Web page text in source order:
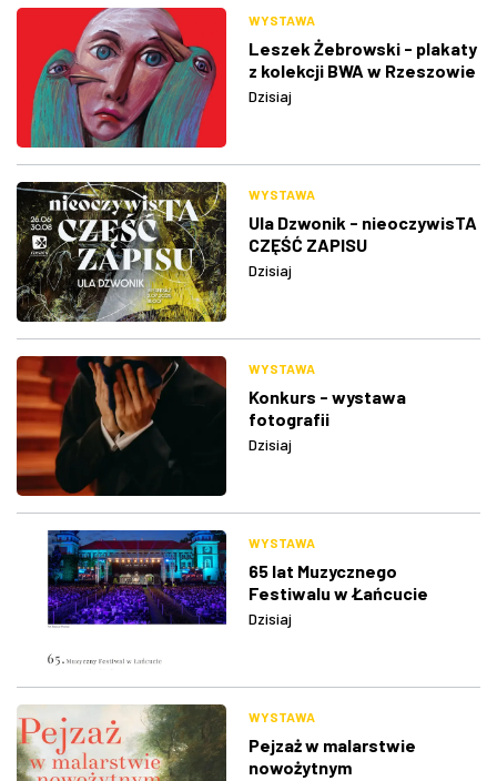
WYSTAWA
Leszek Żebrowski - plakaty
z kolekcji BWA w Rzeszowie
Dzisiaj
WYSTAWA
Ula Dzwonik - nieoczywisTA
CZĘŚĆ ZAPISU
Dzisiaj
WYSTAWA
Konkurs - wystawa
fotografii
Dzisiaj
WYSTAWA
65 lat Muzycznego
Festiwalu w Łańcucie
Dzisiaj
WYSTAWA
Pejzaż w malarstwie
nowożytnym